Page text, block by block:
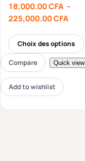
18,000.00CFA –
225,000.00CFA
Choix des options
Compare Quick view
Add to wishlist